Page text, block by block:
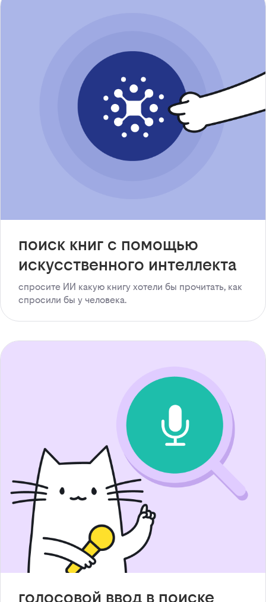
поиск книг с помощью
искусственного интеллекта
спросите ИИ какую книгу хотели бы прочитать, как
спросили бы у человека.
голосовой ввод в поиске